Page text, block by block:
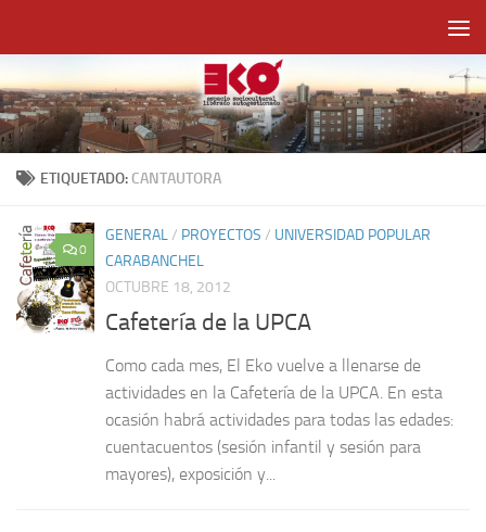
ETIQUETADO: CANTAUTORA
0
GENERAL/ PROYECTOS / UNIVERSIDAD POPULAR
CARABANCHEL
OCTUBRE 18, 2012
Cafetería de la UPCA
Como cada mes, El Eko vuelve a llenarse de
actividades en la Cafetería de la UPCA. En esta
ocasión habrá actividades para todas las edades:
cuentacuentos (sesión infantil y sesión para
mayores), exposición y...